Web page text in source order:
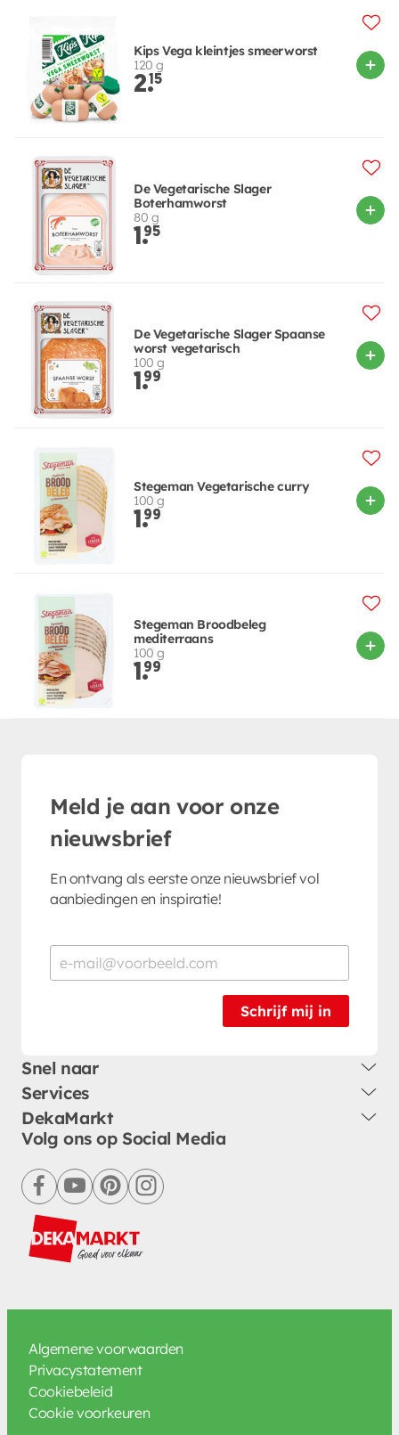
Kips Vega kleintjes smeerworst
120 g
2.15
De Vegetarische Slager
Boterhamworst
80 g
1.95
De Vegetarische Slager Spaanse
worst vegetarisch
100 g
1.99
Stegeman Vegetarische curry
100 g
1.99
Stegeman Broodbeleg
mediterraans
100 g
1.99
Meld je aan voor onze
nieuwsbrief
En ontvang als eerste onze nieuwsbrief vol
aanbiedingen en inspiratie!
Schrijf mij in
Snel naar
Services
DekaMarkt
Volg ons op Social Media
facebookyoutubepinterestinstagram
Algemene voorwaarden
Privacystatement
Cookiebeleid
Cookie voorkeuren